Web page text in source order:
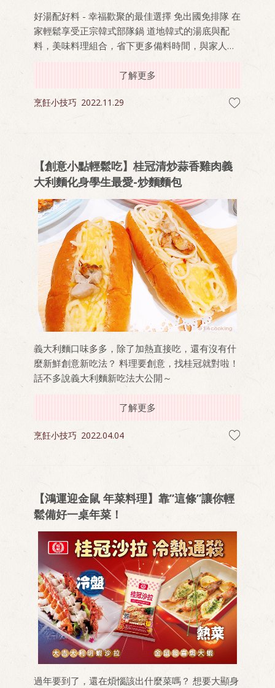
好湯配好料 - 幸福歡聚的最佳選擇 免出國免排隊 在
家輕鬆享受正宗韓式部隊鍋 道地韓式的湯底與配
料，美味料理組合，省下更多備料時間，與家人朋
友共享餐桌時光 !
了解更多
烹飪小技巧 2022.11.29
【創意小點輕鬆吃】桂冠清炒蒜香雞肉義
大利麵化身學生最愛-炒麵麵包
義大利麵口味多多，除了加熱直接吃，還有沒有什
麼新鮮創意新吃法？ 料理要創意，找桂冠就對啦！
話不多說義大利麵新吃法大公開～
了解更多
烹飪小技巧 2022.04.04
【鴻運迎金鼠 年菜料理】靠”這條”讓你輕
鬆備好一桌年菜！
過年要到了，還在煩惱該出什麼菜嗎？ 想要大顯身